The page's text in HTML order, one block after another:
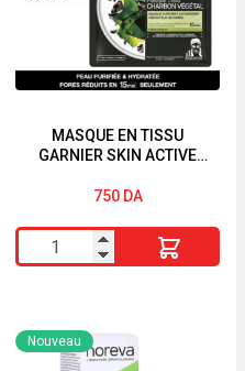
MASQUE EN TISSU
GARNIER SKIN ACTIVE
750 DA
quantité
de
EN
TISSU
Nouveau